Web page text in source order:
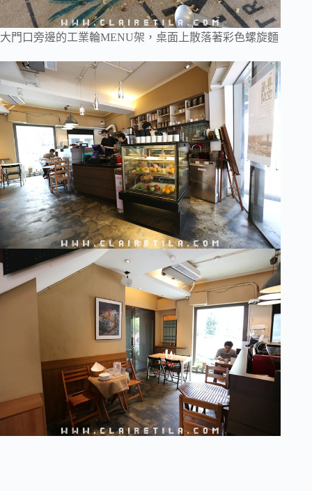
大門口旁邊的工業輪MENU架，桌面上散落著彩色螺旋麵